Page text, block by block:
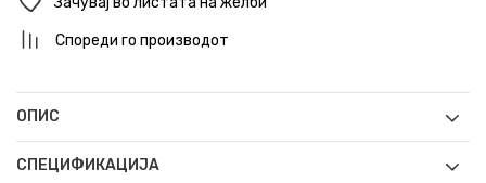
Спореди го производот
ОПИС
СПЕЦИФИКАЦИЈА